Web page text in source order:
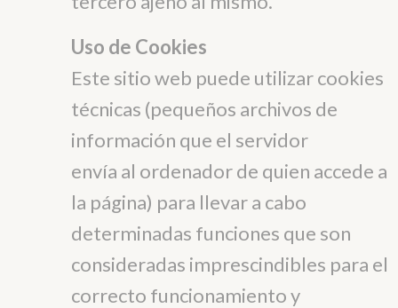
Uso de Cookies
Este sitio web puede utilizar cookies
técnicas (pequeños archivos de
información que el servidor
envía al ordenador de quien accede a
la página) para llevar a cabo
determinadas funciones que son
consideradas imprescindibles para el
correcto funcionamiento y